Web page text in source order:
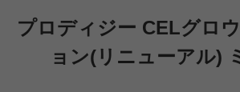
プロディジー CELグロ
ョン(リニューアル)